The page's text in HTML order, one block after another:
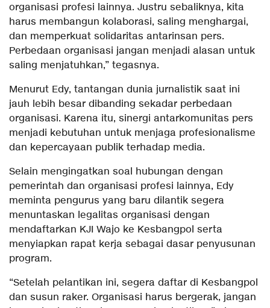
organisasi profesi lainnya. Justru sebaliknya, kita
harus membangun kolaborasi, saling menghargai,
dan memperkuat solidaritas antarinsan pers.
Perbedaan organisasi jangan menjadi alasan untuk
saling menjatuhkan,” tegasnya.
Menurut Edy, tantangan dunia jurnalistik saat ini
jauh lebih besar dibanding sekadar perbedaan
organisasi. Karena itu, sinergi antarkomunitas pers
menjadi kebutuhan untuk menjaga profesionalisme
dan kepercayaan publik terhadap media.
Selain mengingatkan soal hubungan dengan
pemerintah dan organisasi profesi lainnya, Edy
meminta pengurus yang baru dilantik segera
menuntaskan legalitas organisasi dengan
mendaftarkan KJI Wajo ke Kesbangpol serta
menyiapkan rapat kerja sebagai dasar penyusunan
program.
“Setelah pelantikan ini, segera daftar di Kesbangpol
dan susun raker. Organisasi harus bergerak, jangan